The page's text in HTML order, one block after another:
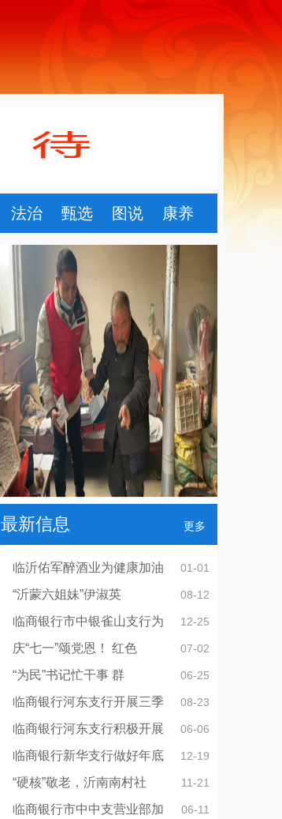
法治 甄选 图说 康养
更多
最新信息
01-01
临沂佑军醉酒业为健康加油
08-12
“沂蒙六姐妹”伊淑英
12-25
临商银行市中银雀山支行为
07-02
庆“七一”颂党恩！ 红色
06-25
“为民”书记忙干事 群
08-23
临商银行河东支行开展三季
06-06
临商银行河东支行积极开展
12-19
临商银行新华支行做好年底
11-21
“硬核”敬老，沂南南村社
06-11
临商银行市中中支营业部加